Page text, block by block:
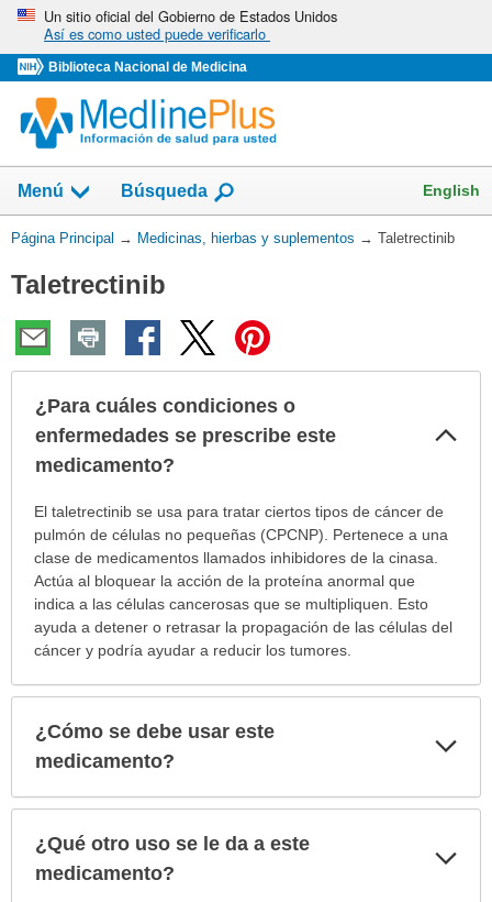
Omita
vaya
al
Contenido
Un sitio oficial del Gobierno de Estados Unidos
Así es como usted puede verificarlo
Biblioteca Nacional de Medicina
Menú
Mostrar
campo
de
Búsqueda English
Usted
aquí:
Página Principal → Medicinas, hierbas y suplementos → Taletrectinib
Taletrectinib
¿Para cuáles condiciones o
enfermedades se prescribe este
medicamento?
¿Para
cuáles
condiciones
enfermedades
prescribe
medicamento?
sido
extendido.
El taletrectinib se usa para tratar ciertos tipos de cáncer de
pulmón de células no pequeñas (CPCNP). Pertenece a una
clase de medicamentos llamados inhibidores de la cinasa.
Actúa al bloquear la acción de la proteína anormal que
indica a las células cancerosas que se multipliquen. Esto
ayuda a detener o retrasar la propagación de las células del
cáncer y podría ayudar a reducir los tumores.
¿Cómo se debe usar este
medicamento?
¿Qué otro uso se le da a este
medicamento?